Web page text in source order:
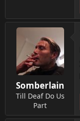
Somberlain
Till Deaf Do Us
Part